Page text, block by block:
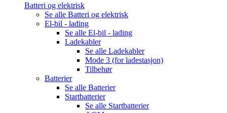
Batteri og elektrisk
Se alle Batteri og elektrisk
El-bil - lading
Se alle El-bil - lading
Ladekabler
Se alle Ladekabler
Mode 3 (for ladestasjon)
Tilbehør
Batterier
Se alle Batterier
Startbatterier
Se alle Startbatterier